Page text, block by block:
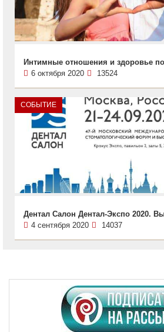
Интимные отношения и здоровье
6 октября 2020
13524
СОБЫТИЕ
Дентал Салон Дентал-Экспо 2020.
4 сентября 2020
14037